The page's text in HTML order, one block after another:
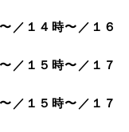
／１４時〜／１６
／１５時〜／１７
／１５時〜／１７